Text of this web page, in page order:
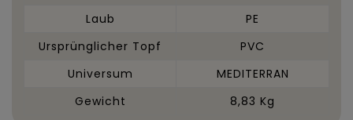
Laub
PE
Ursprünglicher Topf
PVC
Universum
MEDITERRAN
Gewicht
8,83 Kg